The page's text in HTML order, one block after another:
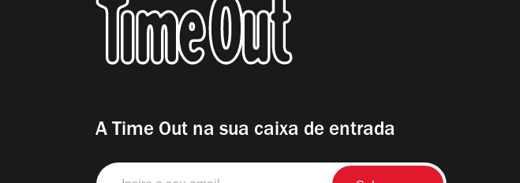
A Time Out na sua caixa de entrada
Insira